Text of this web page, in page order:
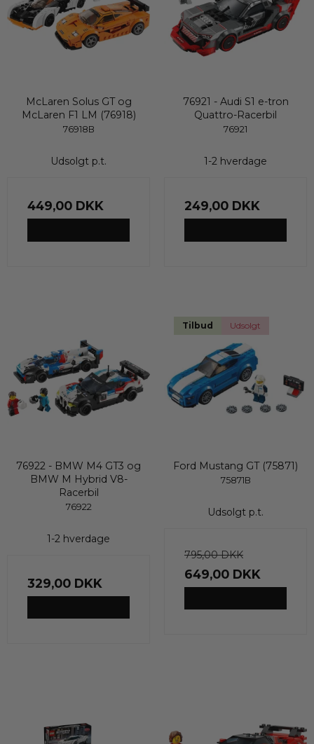
McLaren Solus GT og
McLaren F1 LM (76918)
76918B
Udsolgt p.t.
449,00 DKK
76921 - Audi S1 e-tron
Quattro-Racerbil
76921
1-2 hverdage
249,00 DKK
76922 - BMW M4 GT3 og
BMW M Hybrid V8-
Racerbil
76922
1-2 hverdage
329,00 DKK
Tilbud Udsolgt
Ford Mustang GT (75871)
75871B
Udsolgt p.t.
795,00 DKK
649,00 DKK